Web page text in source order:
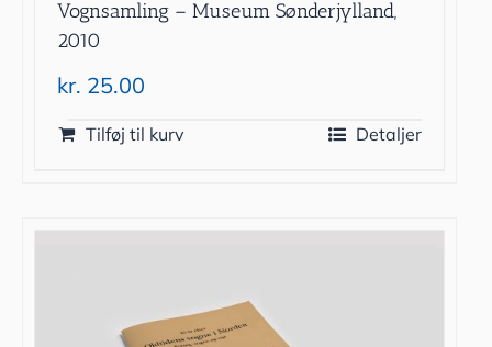
Vognsamling – Museum Sønderjylland,
2010
kr. 25.00
Tilføj til kurv Detaljer